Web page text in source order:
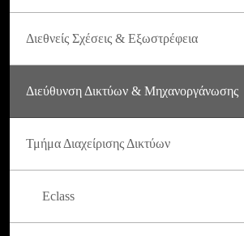
Διεθνείς Σχέσεις & Εξωστρέφεια
Διεύθυνση Δικτύων & Μηχανοργάνωσης
Τμήμα Διαχείρισης Δικτύων
Eclass